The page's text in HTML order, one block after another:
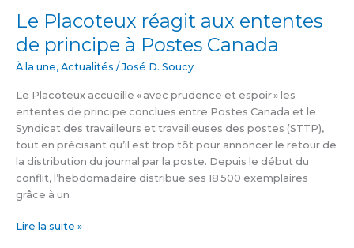
Le Placoteux réagit aux ententes
de principe à Postes Canada
À la une, Actualités /José D. Soucy
Le Placoteux accueille « avec prudence et espoir » les
ententes de principe conclues entre Postes Canada et le
Syndicat des travailleurs et travailleuses des postes (STTP),
tout en précisant qu’il est trop tôt pour annoncer le retour de
la distribution du journal par la poste. Depuis le début du
conflit, l’hebdomadaire distribue ses 18 500 exemplaires
grâce à un
Lire la suite »